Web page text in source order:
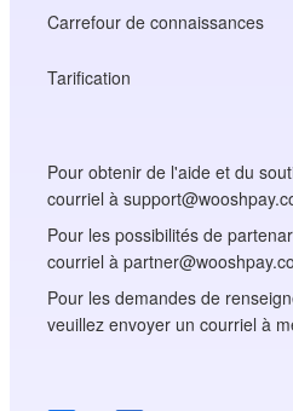
Carrefour de connaissances
Tarification
Pour obtenir de l'aide et du
courriel à
Pour les possibilités de
courriel à
Pour les demandes de
veuillez envoyer un courriel à